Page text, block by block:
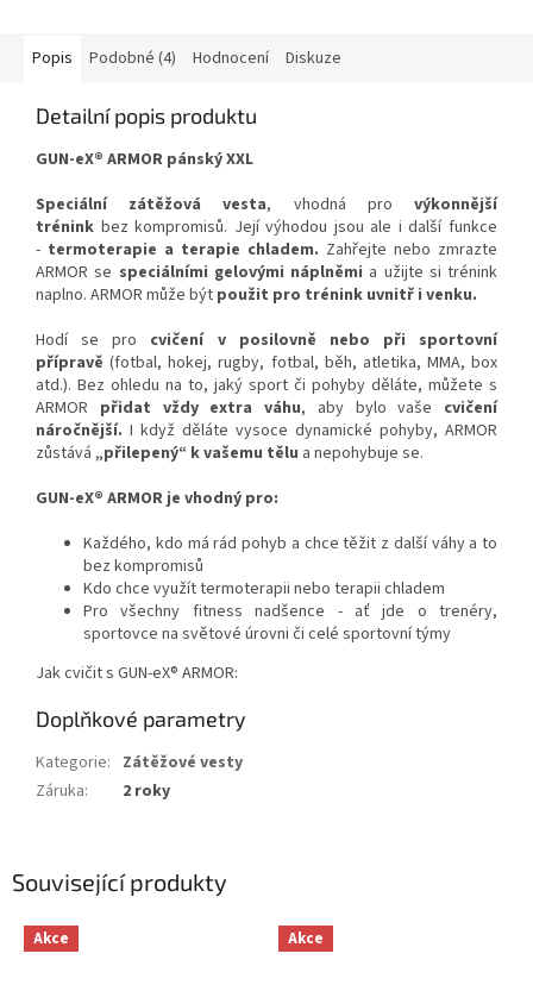
Související produkty
Akce Akce
Popis Podobné (4) Hodnocení Diskuze
Detailní popis produktu
GUN-eX® ARMOR pánský XXL
Speciální zátěžová vesta, vhodná pro
výkonnější
trénink bez kompromisů. Její výhodou jsou ale i další funkce
- termoterapie a terapie chladem. Zahřejte nebo zmrazte
ARMOR se speciálními gelovými náplněmi a užijte si trénink
naplno. ARMOR může být použit pro trénink uvnitř i venku.
Hodí se pro
cvičení v posilovně nebo při sportovní
přípravě (fotbal, hokej, rugby, fotbal, běh, atletika, MMA, box
atd.). Bez ohledu na to, jaký sport či pohyby děláte, můžete s
ARMOR přidat vždy extra váhu, aby bylo vaše cvičení
náročnější. I když děláte vysoce dynamické pohyby, ARMOR
zůstává „přilepený“ k vašemu tělu a nepohybuje se.
GUN-eX® ARMOR je vhodný pro:
Každého, kdo má rád pohyb a chce těžit z další váhy a to
bez kompromisů
Kdo chce využít termoterapii nebo terapii chladem
Pro všechny fitness nadšence - ať jde o trenéry,
sportovce na světové úrovni či celé sportovní týmy
Jak cvičit s GUN-eX® ARMOR:
Doplňkové parametry
Kategorie: Zátěžové vesty
Záruka: 2 roky